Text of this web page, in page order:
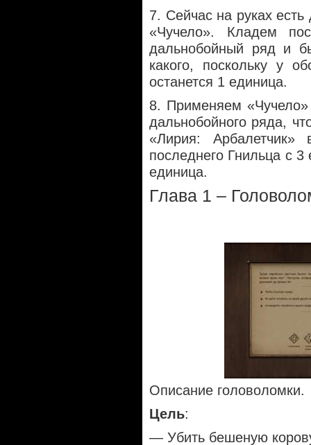
7. Сейчас на руках
«Чучело». Кладем
дальнобойный ряд и
какого, поскольку у
останется 1 единица.
8. Применяем
дальнобойного ряда,
«Лирия:
последнего Гнильца с
единица.
Глава 1 –
Описание головоломки.
Цель:
— Убить бешеную